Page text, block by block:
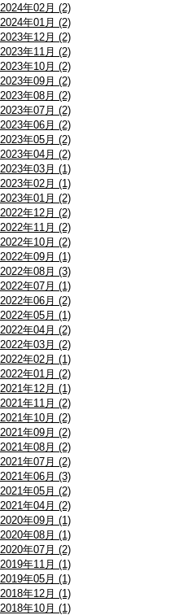
2024年02月 (2)
2024年01月 (2)
2023年12月 (2)
2023年11月 (2)
2023年10月 (2)
2023年09月 (2)
2023年08月 (2)
2023年07月 (2)
2023年06月 (2)
2023年05月 (2)
2023年04月 (2)
2023年03月 (1)
2023年02月 (1)
2023年01月 (2)
2022年12月 (2)
2022年11月 (2)
2022年10月 (2)
2022年09月 (1)
2022年08月 (3)
2022年07月 (1)
2022年06月 (2)
2022年05月 (1)
2022年04月 (2)
2022年03月 (2)
2022年02月 (1)
2022年01月 (2)
2021年12月 (1)
2021年11月 (2)
2021年10月 (2)
2021年09月 (2)
2021年08月 (2)
2021年07月 (2)
2021年06月 (3)
2021年05月 (2)
2021年04月 (2)
2020年09月 (1)
2020年08月 (1)
2020年07月 (2)
2019年11月 (1)
2019年05月 (1)
2018年12月 (1)
2018年10月 (1)